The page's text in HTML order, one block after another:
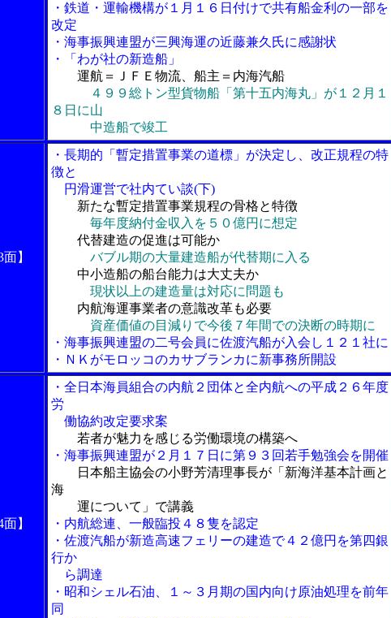
・鉄道・運輸機構が１月１６日付けで共有船金利の一部を
改定
・海事振興連盟が三興海運の近藤兼久氏に感謝状
・「わが社の新造船」
運航＝ＪＦＥ物流、船主＝内海汽船
４９９総トン型貨物船「第十五内海丸」が１２月１
８日に山
中造船で竣工
】
・長期的「暫定措置事業の道標」が決定し、改正規程の特
徴と
円滑運営で社内てい談(下)
新たな暫定措置事業規程の骨格と特徴
毎年度納付金収入を５０億円に想定
代替建造の促進は可能か
バブル期の大量建造船が代替期に入る
中小造船の船台能力は大丈夫か
現状以上の建造量は対応に問題も
内航海運事業者の意識改革も必要
資産価値の目減りで今後７年間での決断の時期に
・海事振興連盟の二号会員に佐渡汽船が入会し１２１社に
・ＮＫがモロッコのカサブランカに新事務所開設
】
・全日本海員組合の内航２団体と全内航への平成２６年度
労
働協約改定要求案
若者が魅力を感じる労働環境の構築へ
・海事振興連盟が２月１７日に第９３回若手勉強会を開催
日本船主協会の小野芳清理事長が「新海洋基本計画と
海
運について」で講義
・内航総連、一般臨投４８隻を認定
・佐渡汽船が新造高速フェリーの建造で４２億円を第四銀
行か
ら調達
・昭和シェル石油、１～３月期の国内向け原油処理を前年
同